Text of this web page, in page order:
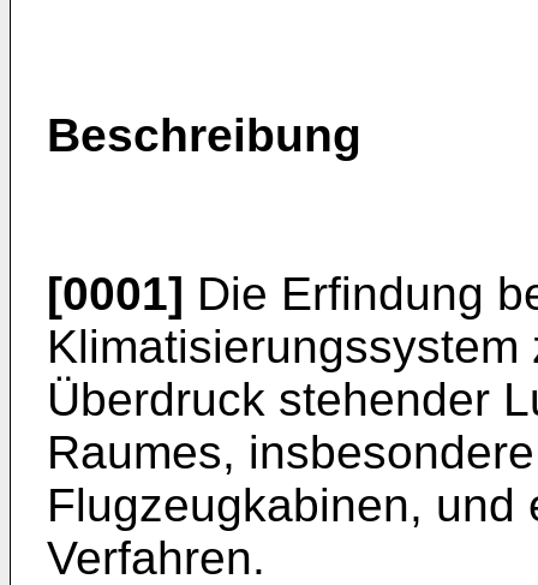
Beschreibung
[0001] Die Erfindung
Überdruck stehender
Raumes,
Flugzeugkabinen, und
Verfahren.